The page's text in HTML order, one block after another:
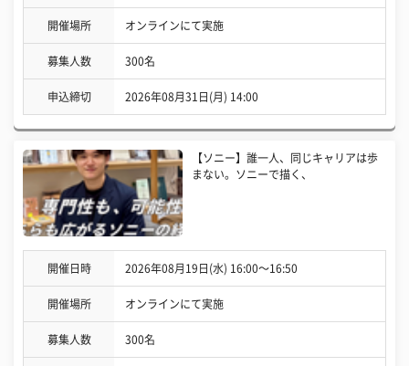
開催場所 オンラインにて実施
募集人数 300名
申込締切 2026年08月31日(月) 14:00
【ソニー】誰一人、同じキャリアは歩
まない。ソニーで描く、
開催日時 2026年08月19日(水) 16:00〜16:50
開催場所 オンラインにて実施
募集人数 300名